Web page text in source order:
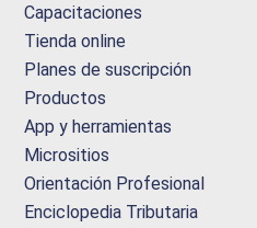
Capacitaciones
Tienda online
Planes de suscripción
Productos
App y herramientas
Micrositios
Orientación Profesional
Enciclopedia Tributaria